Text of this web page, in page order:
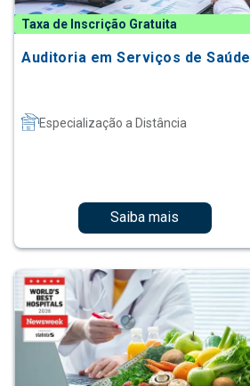
Taxa de Inscrição Gratuita
Auditoria em Serviços de Saúde
Especialização a Distância
Saiba mais